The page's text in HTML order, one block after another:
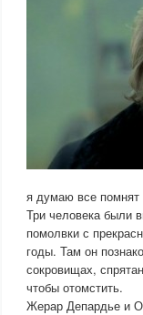
я думаю все
Три человека были
помолвки с
годы. Там он
сокровищах,
чтобы отомстить.
Жерар Депардье и